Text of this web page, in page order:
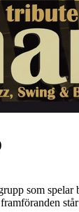
som